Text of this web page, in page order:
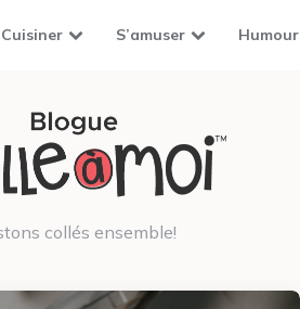
Cuisiner S’amuser Humour
collés ensemble!